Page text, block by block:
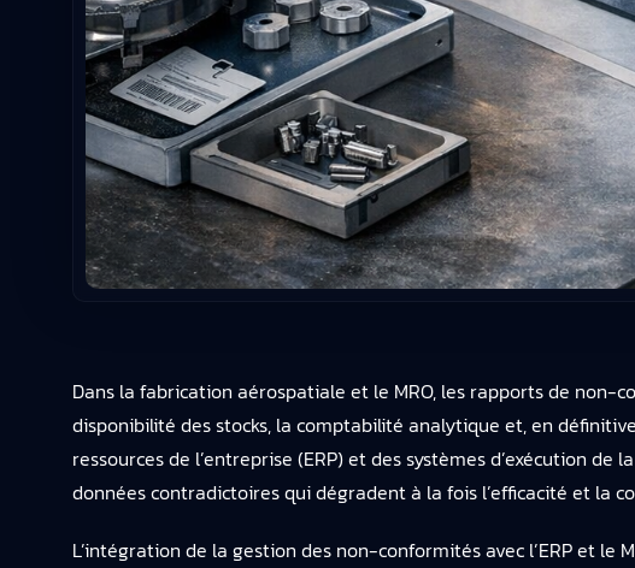
Dans la fabrication aérospatiale et le MRO, les rapports de non-
disponibilité des stocks, la comptabilité analytique et, en
ressources de l’entreprise (ERP) et des systèmes d’exécution
données contradictoires qui dégradent à la fois l’efficacité et la
L’intégration de la gestion des non-conformités avec l’ERP et